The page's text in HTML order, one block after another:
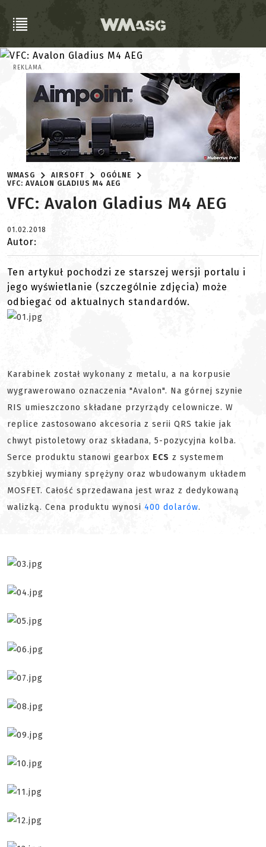
REKLAMA
WMASG AIRSOFT
OGÓLNE
VFC: AVALON GLADIUS M4 AEG
VFC: Avalon Gladius M4 AEG
01.02.2018
Autor:
Ten artykuł pochodzi ze starszej wersji portalu i
jego wyświetlanie (szczególnie zdjęcia) może
odbiegać od aktualnych standardów.
Karabinek został wykonany z metalu, a na korpusie
wygrawerowano oznaczenia "Avalon". Na górnej szynie
RIS umieszczono składane przyrządy celownicze. W
replice zastosowano akcesoria z serii QRS takie jak
chwyt pistoletowy oraz składana, 5-pozycyjna kolba.
Serce produktu stanowi gearbox ECS z systemem
szybkiej wymiany sprężyny oraz wbudowanym układem
MOSFET. Całość sprzedawana jest wraz z dedykowaną
walizką. Cena produktu wynosi 400 dolarów.